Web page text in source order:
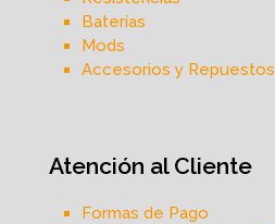
Baterías
Mods
Accesorios y Repuestos
Atención al Cliente
Formas de Pago